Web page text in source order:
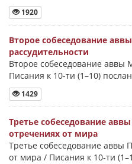
1920
Второе собеседование
рассудительности
Второе собеседование аввы
Писания к 10-ти (1–10)
1429
Третье собеседование
отречениях от мира
Третье собеседование аввы
от мира / Писания к 10-ти